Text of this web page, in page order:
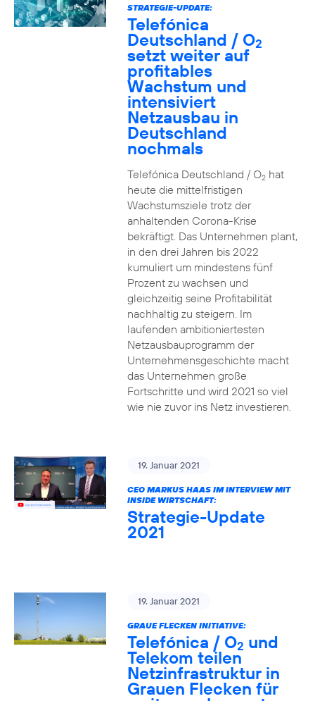
STRATEGIE-UPDATE:
Telefónica
Deutschland / O2
setzt weiter auf
profitables
Wachstum und
intensiviert
Netzausbau in
Deutschland
nochmals
Telefónica Deutschland / O2hat
heute die mittelfristigen
Wachstumsziele trotz der
anhaltenden Corona-Krise
bekräftigt. Das Unternehmen plant,
in den drei Jahren bis 2022
kumuliert um mindestens fünf
Prozent zu wachsen und
gleichzeitig seine Profitabilität
nachhaltig zu steigern. Im
laufenden ambitioniertesten
Netzausbauprogramm der
Unternehmensgeschichte macht
das Unternehmen große
Fortschritte und wird 2021 so viel
wie nie zuvor ins Netz investieren.
19. Januar 2021
CEO MARKUS HAAS IM INTERVIEW MIT
INSIDE WIRTSCHAFT:
Strategie-Update
2021
19. Januar 2021
GRAUE FLECKEN INITIATIVE:
Telefónica / O2 und
Telekom teilen
Netzinfrastruktur in
Grauen Flecken für